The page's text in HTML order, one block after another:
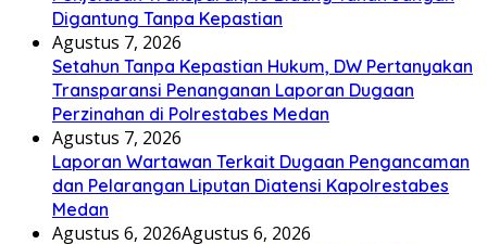
Digantung Tanpa Kepastian
Agustus 7, 2026
Setahun Tanpa Kepastian Hukum, DW Pertanyakan
Transparansi Penanganan Laporan Dugaan
Perzinahan di Polrestabes Medan
Agustus 7, 2026
Laporan Wartawan Terkait Dugaan Pengancaman
dan Pelarangan Liputan Diatensi Kapolrestabes
Medan
Agustus 6, 2026Agustus 6, 2026